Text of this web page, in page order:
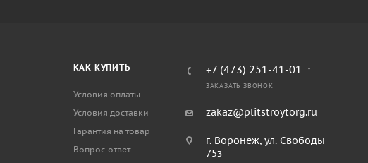
КАК КУПИТЬ
Условия оплаты
Условия доставки
Гарантия на товар
Вопрос-ответ
+7 (473) 251-41-01
ЗАКАЗАТЬ ЗВОНОК
zakaz@plitstroytorg.ru
г. Воронеж, ул. Свободы
75з